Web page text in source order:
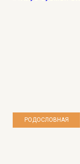
РОДОСЛОВНАЯ